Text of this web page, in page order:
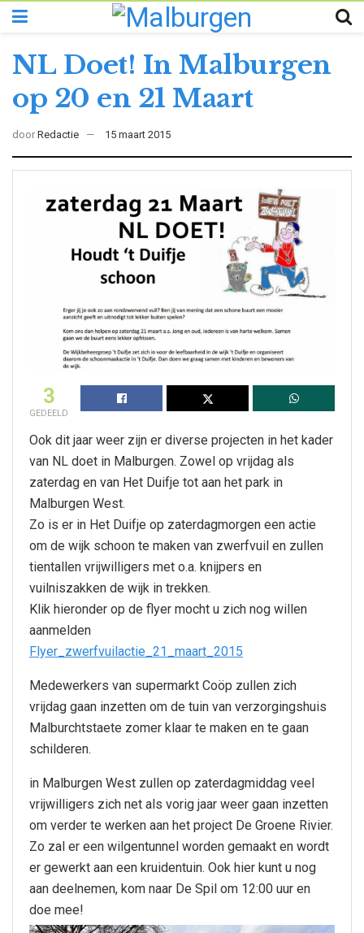
NL Doet! In Malburgen
op 20 en 21 Maart
door Redactie 15 maart 2015
3
GEDEELD
Ook dit jaar weer zijn er diverse projecten in het kader
van NL doet in Malburgen. Zowel op vrijdag als
zaterdag en van Het Duifje tot aan het park in
Malburgen West.
Zo is er in Het Duifje op zaterdagmorgen een actie
om de wijk schoon te maken van zwerfvuil en zullen
tientallen vrijwilligers met o.a. knijpers en
vuilniszakken de wijk in trekken.
Klik hieronder op de flyer mocht u zich nog willen
aanmelden
Flyer_zwerfvuilactie_21_maart_2015
Medewerkers van supermarkt Coöp zullen zich
vrijdag gaan inzetten om de tuin van verzorgingshuis
Malburchtstaete zomer klaar te maken en te gaan
schilderen.
in Malburgen West zullen op zaterdagmiddag veel
vrijwilligers zich net als vorig jaar weer gaan inzetten
om verder te werken aan het project De Groene Rivier.
Zo zal er een wilgentunnel worden gemaakt en wordt
er gewerkt aan een kruidentuin. Ook hier kunt u nog
aan deelnemen, kom naar De Spil om 12:00 uur en
doe mee!